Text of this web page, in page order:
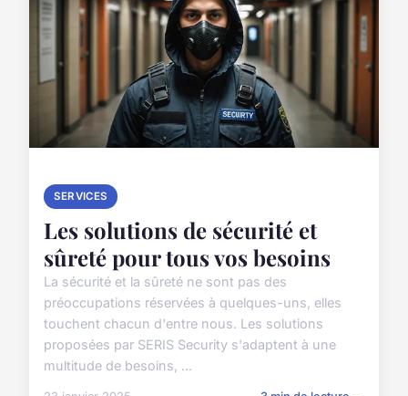
SERVICES
Les solutions de sécurité et
sûreté pour tous vos besoins
La sécurité et la sûreté ne sont pas des
préoccupations réservées à quelques-uns, elles
touchent chacun d'entre nous. Les solutions
proposées par SERIS Security s'adaptent à une
multitude de besoins, ...